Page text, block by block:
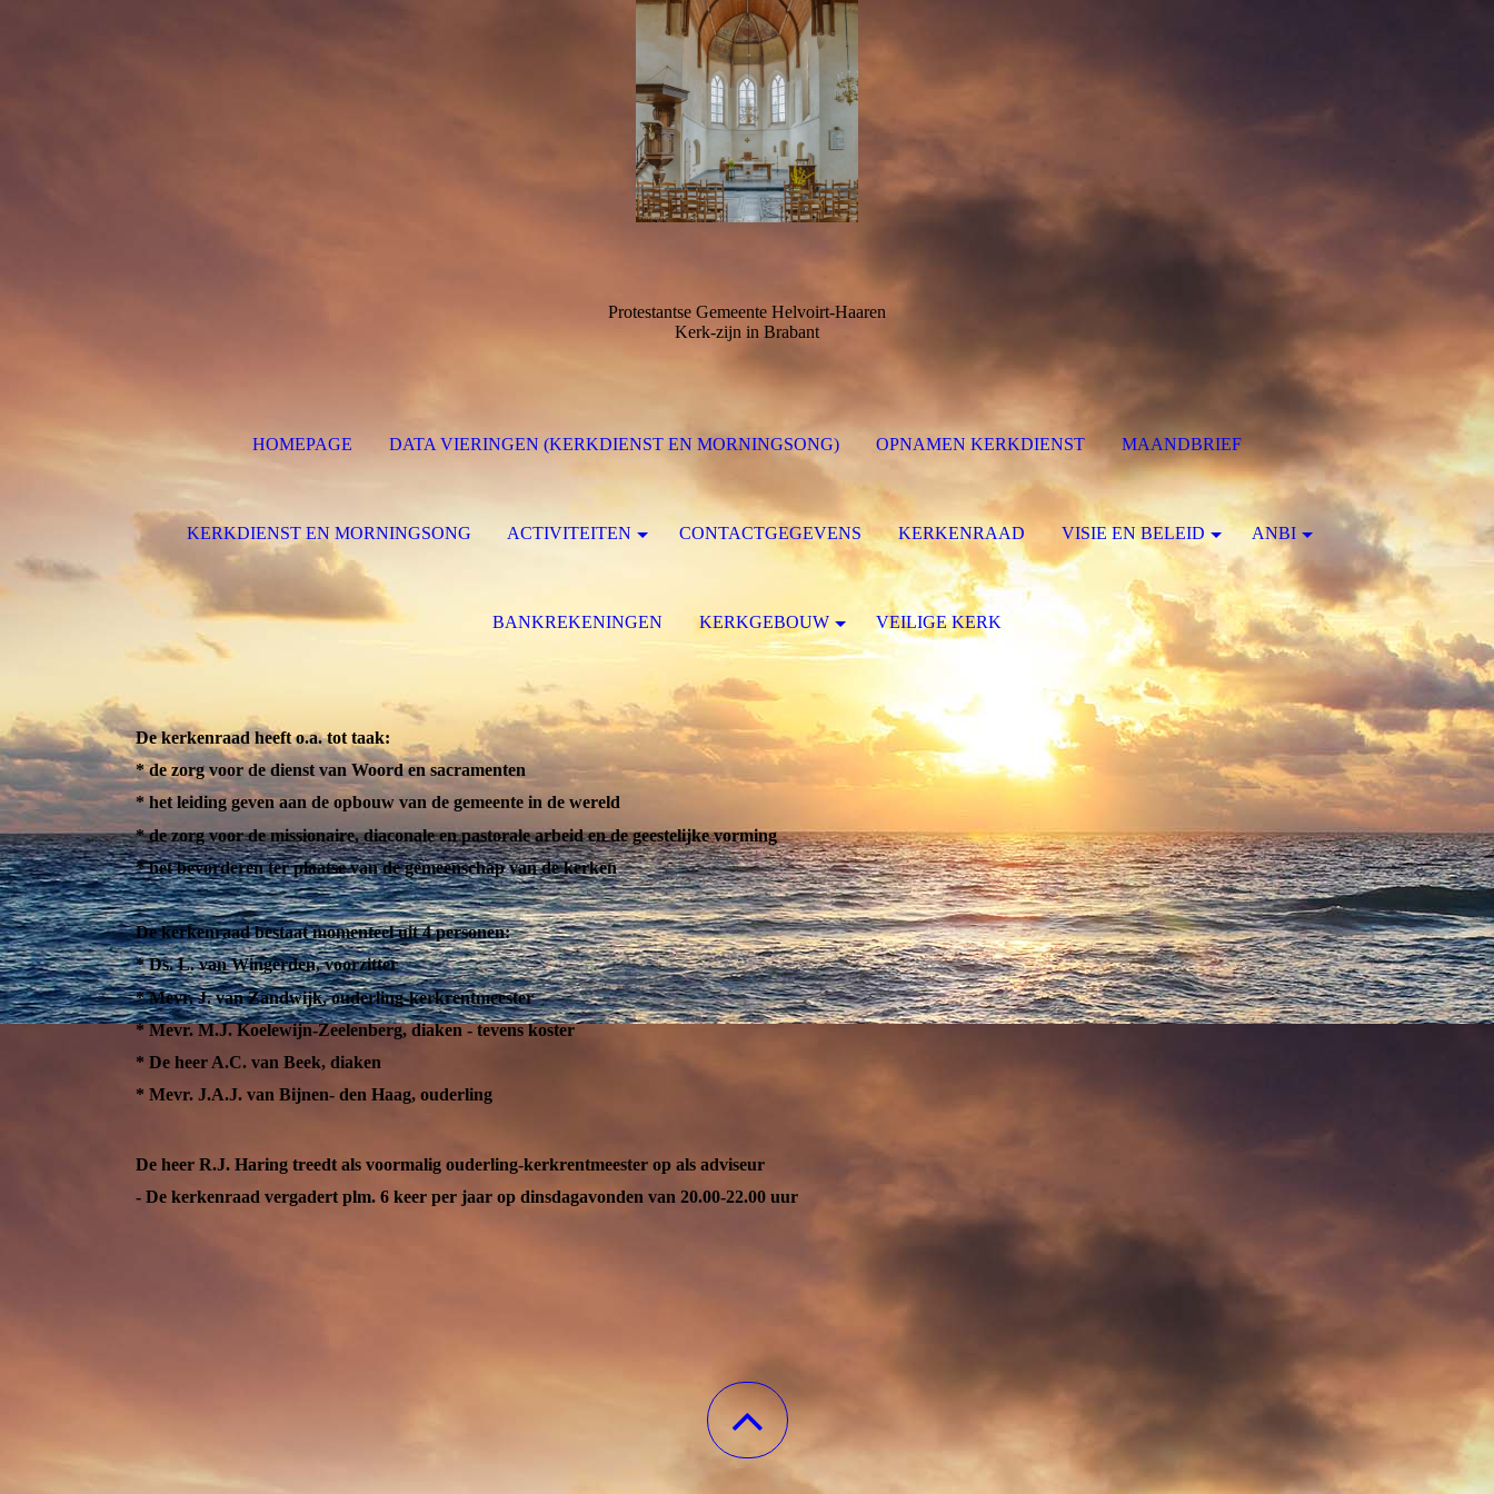
Protestantse Gemeente Helvoirt-Haaren
Kerk-zijn in Brabant
HOMEPAGE DATA VIERINGEN (KERKDIENST EN MORNINGSONG) OPNAMEN KERKDIENST MAANDBRIEF
KERKDIENST EN MORNINGSONG ACTIVITEITEN CONTACTGEGEVENS KERKENRAAD VISIE EN BELEID ANBI
BANKREKENINGEN KERKGEBOUW VEILIGE KERK
De kerkenraad heeft o.a. tot taak:
* de zorg voor de dienst van Woord en sacramenten
* het leiding geven aan de opbouw van de gemeente in de wereld
* de zorg voor de missionaire, diaconale en pastorale arbeid en de geestelijke vorming
* het bevorderen ter plaatse van de gemeenschap van de kerken
De kerkenraad bestaat momenteel uit 4 personen:
* Ds. L. van Wingerden, voorzitter
* Mevr. J. van Zandwijk, ouderling-kerkrentmeester
* Mevr. M.J. Koelewijn-Zeelenberg, diaken - tevens koster
* De heer A.C. van Beek, diaken
* Mevr. J.A.J. van Bijnen- den Haag, ouderling
De heer R.J. Haring treedt als voormalig ouderling-kerkrentmeester op als adviseur
- De kerkenraad vergadert plm. 6 keer per jaar op dinsdagavonden van 20.00-22.00 uur